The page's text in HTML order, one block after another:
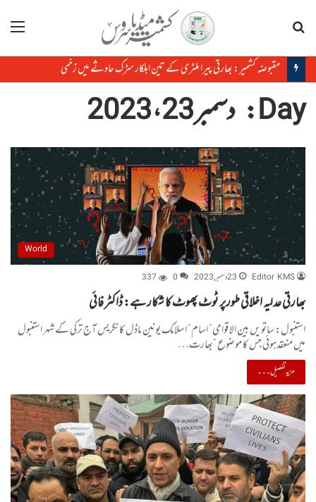
مینو
Day: دسمبر 23، 2023
World
Editor KMS
23 دسمبر, 2023 0
337
بھارتی عدلیہ اخلاقی طورپر ٹوٹ پھوٹ کا شکار ہے: ڈاکٹر فائی
استنبول: ساتویں بین الاقوامی” اسام” اسلامک یونین ماڈل کانگریس آج ترکی کے شہر استنبول
میں منعقدہوئی جس کا موضوع ”بھارت…
مزید تفصیل۔۔۔